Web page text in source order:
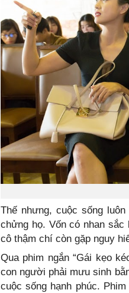
Thế nhưng, cuộc sống
chửng họ. Vốn có nhan
cô thậm chí còn gặp nguy
Qua phim ngắn “Gái kẹo
con người phải mưu sinh
cuộc sống hạnh phúc.